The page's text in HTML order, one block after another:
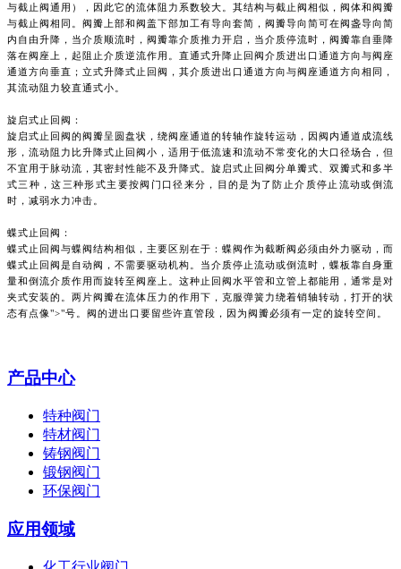
与截止阀通用），因此它的流体阻力系数较大。其结构与截止阀相似，阀体和阀瓣
与截止阀相同。阀瓣上部和阀盖下部加工有导向套简，阀瓣导向简可在阀盏导向简
内自由升降，当介质顺流时，阀瓣靠介质推力开启，当介质停流时，阀瓣靠自垂降
落在阀座上，起阻止介质逆流作用。直通式升降止回阀介质进出口通道方向与阀座
通道方向垂直；立式升降式止回阀，其介质进出口通道方向与阀座通道方向相同，
其流动阻力较直通式小。
旋启式止回阀：
旋启式止回阀的阀瓣呈圆盘状，绕阀座通道的转轴作旋转运动，因阀内通道成流线
形，流动阻力比升降式止回阀小，适用于低流速和流动不常变化的大口径场合，但
不宜用于脉动流，其密封性能不及升降式。旋启式止回阀分单瓣式、双瓣式和多半
式三种，这三种形式主要按阀门口径来分，目的是为了防止介质停止流动或倒流
时，减弱水力冲击。
蝶式止回阀：
蝶式止回阀与蝶阀结构相似，主要区别在于：蝶阀作为截断阀必须由外力驱动，而
蝶式止回阀是自动阀，不需要驱动机构。当介质停止流动或倒流时，蝶板靠自身重
量和倒流介质作用而旋转至阀座上。这种止回阀水平管和立管上都能用，通常是对
夹式安装的。两片阀瓣在流体压力的作用下，克服弹簧力绕着销轴转动，打开的状
态有点像">"号。阀的进出口要留些许直管段，因为阀瓣必须有一定的旋转空间。
产品中心
特种阀门
特材阀门
铸钢阀门
锻钢阀门
环保阀门
应用领域